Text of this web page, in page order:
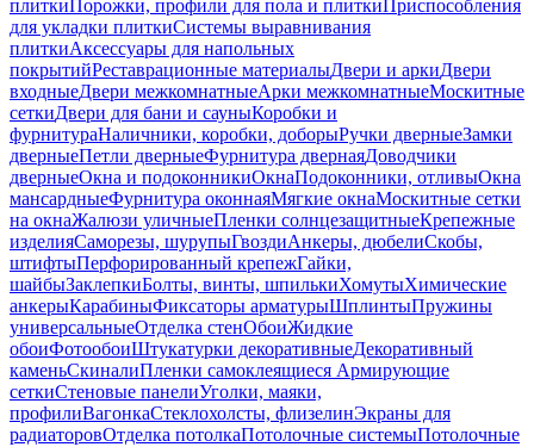
плиткиПорожки, профили для пола и плиткиПриспособления
для укладки плиткиСистемы выравнивания
плиткиАксессуары для напольных
покрытийРеставрационные материалыДвери и аркиДвери
входныеДвери межкомнатныеАрки межкомнатныеМоскитные
сеткиДвери для бани и сауныКоробки и
фурнитураНаличники, коробки, доборыРучки дверныеЗамки
дверныеПетли дверныеФурнитура двернаяДоводчики
дверныеОкна и подоконникиОкнаПодоконники, отливыОкна
мансардныеФурнитура оконнаяМягкие окнаМоскитные сетки
на окнаЖалюзи уличныеПленки солнцезащитныеКрепежные
изделияСаморезы, шурупыГвоздиАнкеры, дюбелиСкобы,
штифтыПерфорированный крепежГайки,
шайбыЗаклепкиБолты, винты, шпилькиХомутыХимические
анкерыКарабиныФиксаторы арматурыШплинтыПружины
универсальныеОтделка стенОбоиЖидкие
обоиФотообоиШтукатурки декоративныеДекоративный
каменьСкиналиПленки самоклеящиеся Армирующие
сеткиСтеновые панелиУголки, маяки,
профилиВагонкаСтеклохолсты, флизелинЭкраны для
радиаторовОтделка потолкаПотолочные системыПотолочные